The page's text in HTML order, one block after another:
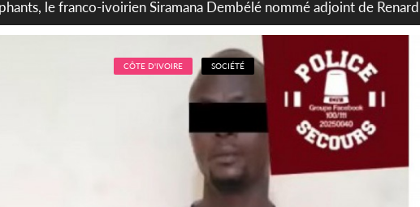
séparatistes neutralisés, le Mindef dément les rumeurs
CÔTE D'IVOIRE SOCIÉTÉ